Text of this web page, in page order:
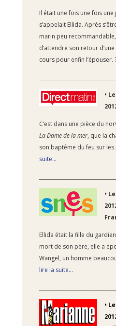
Il était une fois une fois une
s’appelait Ellida. Après
marin peu
d’attendre son retour
cours pour enfin l’épouser.
•
C’est dans une pièce du
La Dame de la mer, que la
son baptême du feu sur les
suite…
•
Ellida était la fille du
mort de son père, elle a
Wangel, un homme
lire la suite…
•